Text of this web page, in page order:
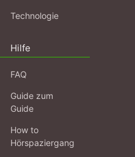
Technologie
Hilfe
FAQ
Guide zum
Guide
How to
Hörspaziergang